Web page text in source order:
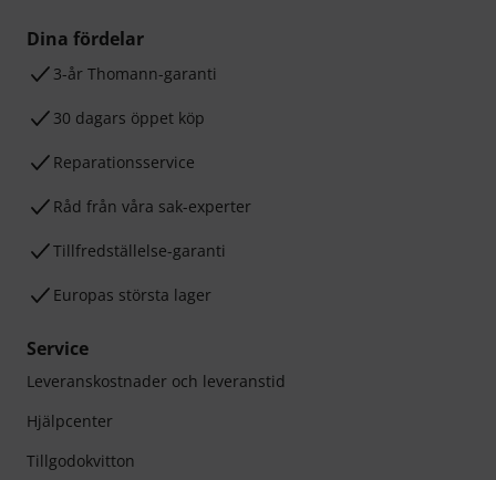
Dina fördelar
3-år Thomann-garanti
30 dagars öppet köp
Reparationsservice
Råd från våra sak-experter
Tillfredställelse-garanti
Europas största lager
Service
Leveranskostnader och leveranstid
Hjälpcenter
Tillgodokvitton